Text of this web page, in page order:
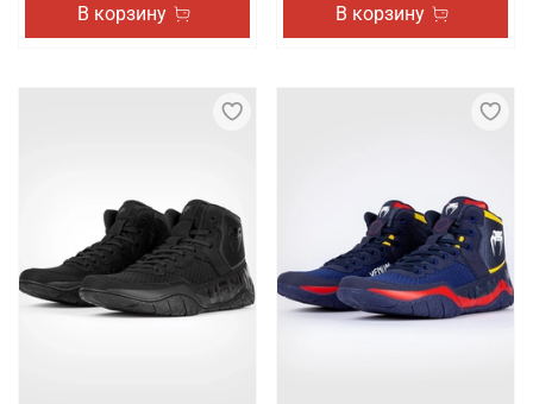
В корзину В корзину